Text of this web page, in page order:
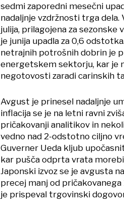
sedmi zaporedni mesečni
nadaljnje vzdržnosti trga
julija, prilagojena za
je junija upadla za 0,6
netrajnih potrošnih dobrin je
energetskem sektorju, kar je
negotovosti zaradi carinskih
Avgust je prinesel nadaljnje
inflacija se je na letni ravni
pričakovanji analitikov in
vedno nad 2-odstotno ciljno
Guverner Ueda kljub
kar pušča odprta vrata
Japonski izvoz se je avgusta
precej manj od
je prispeval trgovinski